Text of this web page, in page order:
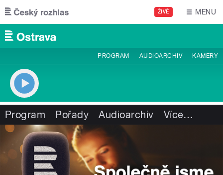
Přejít k hlavnímu obsahu
ŽIVĚ MENU
PROGRAM AUDIOARCHIV KAMERY
Program Pořady Audioarchiv Více…